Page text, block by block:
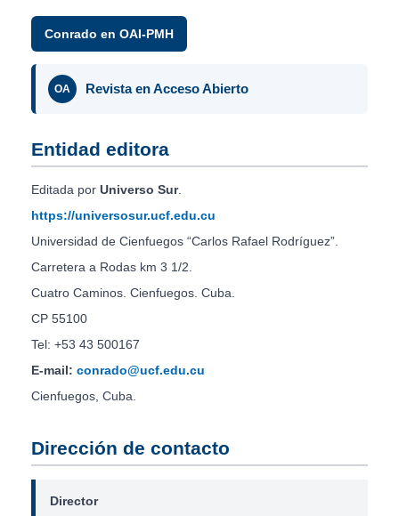
Conrado en OAI-PMH
OA Revista en Acceso Abierto
Entidad editora
Editada por Universo Sur.
https://universosur.ucf.edu.cu
Universidad de Cienfuegos “Carlos Rafael Rodríguez”.
Carretera a Rodas km 3 1/2.
Cuatro Caminos. Cienfuegos. Cuba.
CP 55100
Tel: +53 43 500167
E-mail: conrado@ucf.edu.cu
Cienfuegos, Cuba.
Dirección de contacto
Director